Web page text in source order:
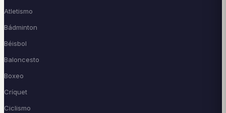
Atletismo
Bádminton
Béisbol
Baloncesto
Boxeo
Críquet
Ciclismo